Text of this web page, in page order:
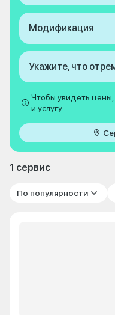
Модификация
Укажите, что
Чтобы увидеть
и услугу
1 сервис
По популярности